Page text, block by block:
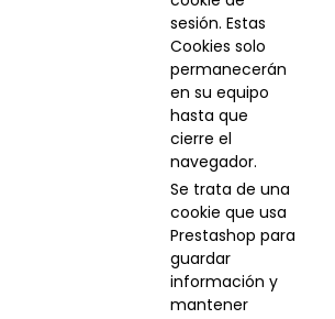
sesión. Estas
Cookies solo
permanecerán
en su equipo
hasta que
cierre el
navegador.
Se trata de una
cookie que usa
Prestashop para
guardar
información y
mantener